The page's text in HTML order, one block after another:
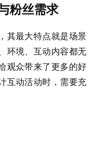
粉丝需求
其最大特点就是场景
环境、互动内容都无
观众带来了更多的好
互动活动时，需要充